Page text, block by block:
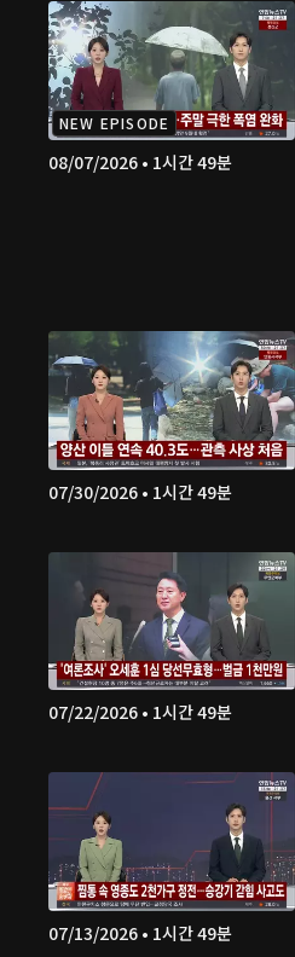
NEW EPISODE
08/07/2026 • 1시간 49분
07/30/2026 • 1시간 49분
07/22/2026 • 1시간 49분
07/13/2026 • 1시간 49분